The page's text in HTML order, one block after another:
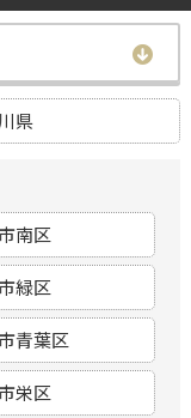
県
南区
緑区
青葉区
栄区